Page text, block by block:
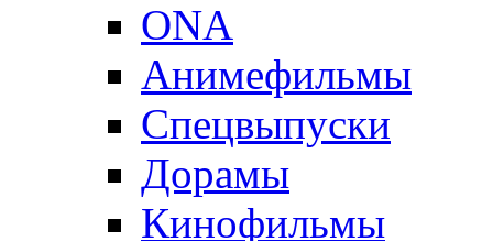
ONA
Анимефильмы
Спецвыпуски
Дорамы
Кинофильмы